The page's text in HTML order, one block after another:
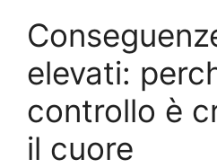
elevati:
controllo è
il cuore